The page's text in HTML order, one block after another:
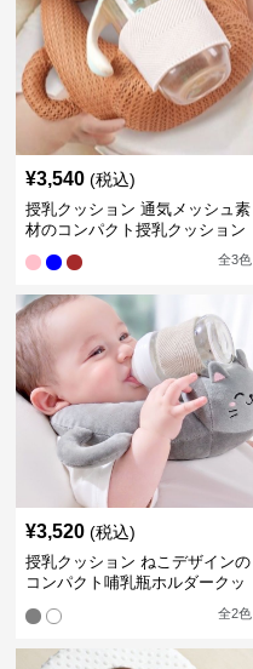
¥3,540 (税込)
授乳クッション 通気メッシュ素
材のコンパクト授乳クッション
全3色
¥3,520 (税込)
授乳クッション ねこデザインの
コンパクト哺乳瓶ホルダークッ
全2色